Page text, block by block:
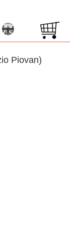
Piovan)